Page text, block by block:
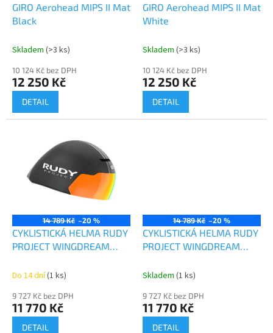
GIRO Aerohead MIPS II Mat
Black
Skladem (>3 ks)
10 124 Kč bez DPH
12 250 Kč
DETAIL
GIRO Aerohead MIPS II Mat
White
Skladem (>3 ks)
10 124 Kč bez DPH
12 250 Kč
DETAIL
14 789 Kč –20 %
CYKLISTICKÁ HELMA RUDY
PROJECT WINGDREAM
Do 14 dní(1 ks)
9 727 Kč bez DPH
11 770 Kč
DETAIL
14 789 Kč –20 %
CYKLISTICKÁ HELMA RUDY
PROJECT WINGDREAM
Skladem (1 ks)
9 727 Kč bez DPH
11 770 Kč
DETAIL